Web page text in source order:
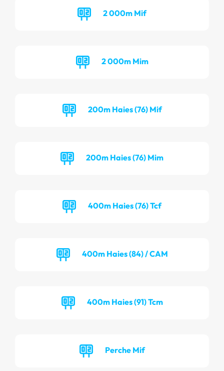
2 000m Mif
2 000m Mim
200m Haies (76) Mif
200m Haies (76) Mim
400m Haies (76) Tcf
400m Haies (84) / CAM
400m Haies (91) Tcm
Perche Mif